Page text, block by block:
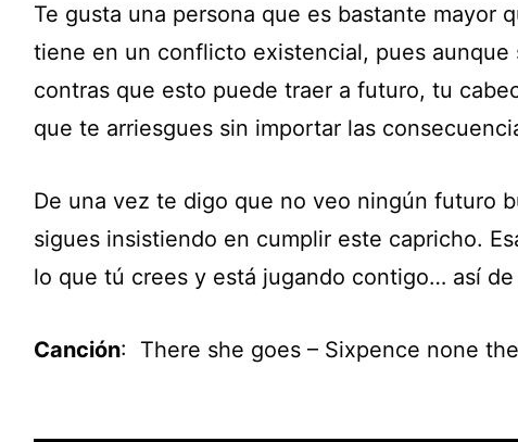
Te gusta una persona que es bastante mayor
tiene en un conflicto existencial, pues aunque
contras que esto puede traer a futuro, tu
que te arriesgues sin importar las
De una vez te digo que no veo ningún futuro
sigues insistiendo en cumplir este capricho.
lo que tú crees y está jugando contigo… así
Canción: There she goes – Sixpence none